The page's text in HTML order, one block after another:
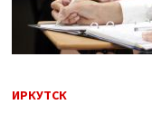
ИРКУТСК